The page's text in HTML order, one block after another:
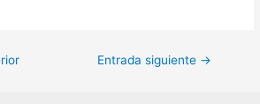
Entrada siguiente →